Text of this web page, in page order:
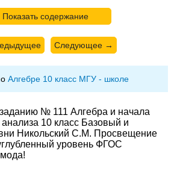
Показать содержание
Следующее →
Алгебре 10 класс МГУ - школе
№ 111 Алгебра и начала
анализа 10 класс Базовый и
Никольский С.М. Просвещение
уровень ФГОС